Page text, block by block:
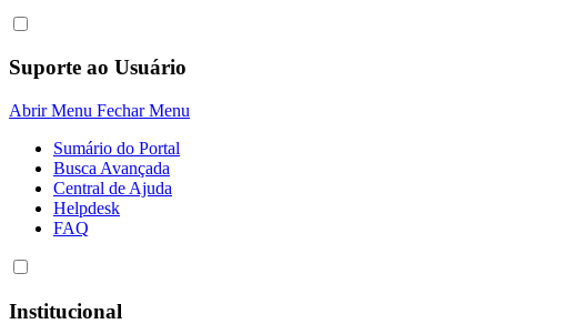
Suporte ao Usuário
Abrir Menu Fechar Menu
Sumário do Portal
Busca Avançada
Central de Ajuda
Helpdesk
FAQ
Institucional